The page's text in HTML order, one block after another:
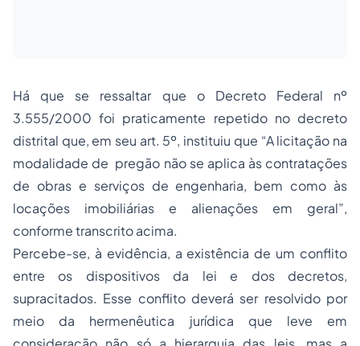
Há que se ressaltar que o Decreto Federal nº
3.555/2000 foi praticamente repetido no decreto
distrital que, em seu art. 5º, instituiu que “A licitação na
modalidade de pregão não se aplica às contratações
de obras e serviços de engenharia, bem como às
locações imobiliárias e alienações em geral”,
conforme transcrito acima.
Percebe-se, à evidência, a existência de um conflito
entre os dispositivos da lei e dos decretos,
supracitados. Esse conflito deverá ser resolvido por
meio da hermenêutica jurídica que leve em